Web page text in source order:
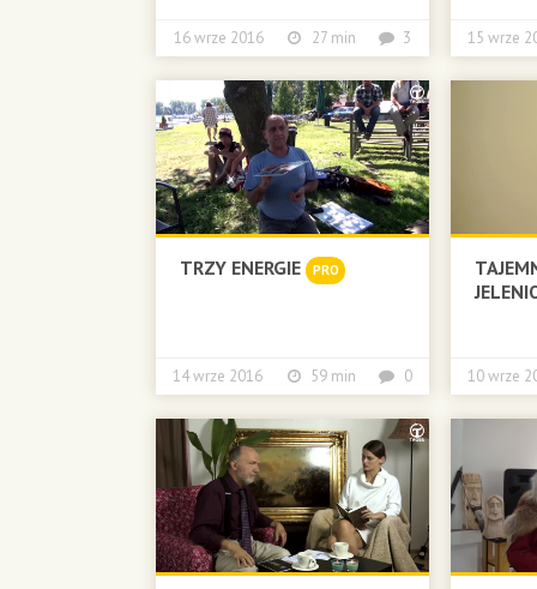
16 wrze 2016 27 min 3 15
TRZY ENERGIE PRO
14 wrze 2016 59 min 0 10